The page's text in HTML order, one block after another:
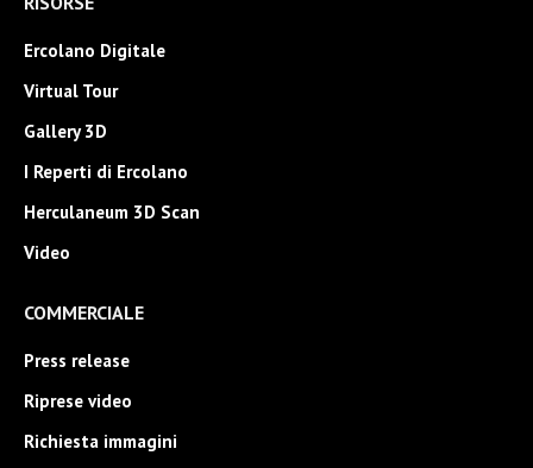
Ercolano Digitale
Virtual Tour
Gallery 3D
I Reperti di Ercolano
Herculaneum 3D Scan
Video
COMMERCIALE
Press release
Riprese video
Richiesta immagini